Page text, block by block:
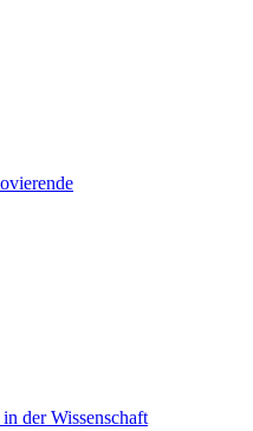
der Wissenschaft